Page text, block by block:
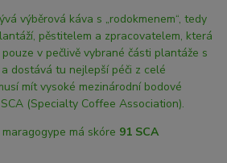
výběrová káva s „rodokmenem“, tedy
pěstitelem a zpracovatelem, která
v pečlivě vybrané části plantáže s
dostává tu nejlepší péči z celé
mít vysoké mezinárodní bodové
(Specialty Coffee Association).
má skóre 91 SCA